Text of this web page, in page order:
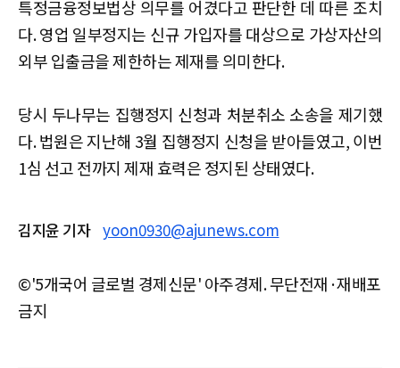
특정금융정보법상 의무를 어겼다고 판단한 데 따른 조치
다. 영업 일부정지는 신규 가입자를 대상으로 가상자산의
외부 입출금을 제한하는 제재를 의미한다.
당시 두나무는 집행정지 신청과 처분취소 소송을 제기했
다. 법원은 지난해 3월 집행정지 신청을 받아들였고, 이번
1심 선고 전까지 제재 효력은 정지된 상태였다.
김지윤 기자 yoon0930@ajunews.com
©'5개국어 글로벌 경제신문' 아주경제. 무단전재·재배포
금지